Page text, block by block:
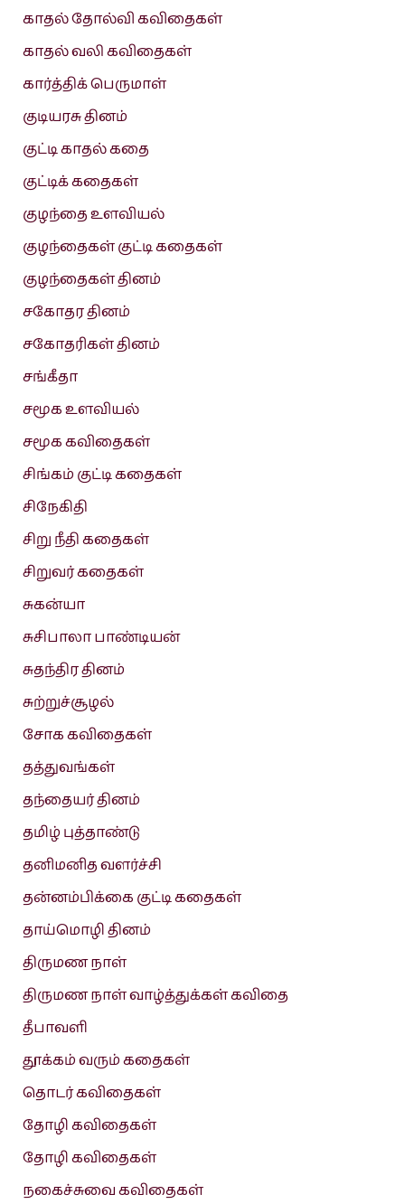
காதல் தோல்வி கவிதைகள்
காதல் வலி கவிதைகள்
கார்த்திக் பெருமாள்
குடியரசு தினம்
குட்டி காதல் கதை
குட்டிக் கதைகள்
குழந்தை உளவியல்
குழந்தைகள் குட்டி கதைகள்
குழந்தைகள் தினம்
சகோதர தினம்
சகோதரிகள் தினம்
சங்கீதா
சமூக உளவியல்
சமூக கவிதைகள்
சிங்கம் குட்டி கதைகள்
சிநேகிதி
சிறு நீதி கதைகள்
சிறுவர் கதைகள்
சுகன்யா
சுசிபாலா பாண்டியன்
சுதந்திர தினம்
சுற்றுச்சூழல்
சோக கவிதைகள்
தத்துவங்கள்
தந்தையர் தினம்
தமிழ் புத்தாண்டு
தனிமனித வளர்ச்சி
தன்னம்பிக்கை குட்டி கதைகள்
தாய்மொழி தினம்
திருமண நாள்
திருமண நாள் வாழ்த்துக்கள் கவிதை
தீபாவளி
தூக்கம் வரும் கதைகள்
தொடர் கவிதைகள்
தோழி கவிதைகள்
தோழி கவிதைகள்
நகைச்சுவை கவிதைகள்